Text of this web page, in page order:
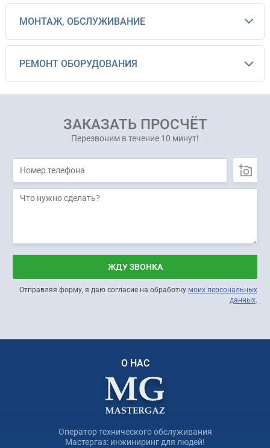
МОНТАЖ, ОБСЛУЖИВАНИЕ
РЕМОНТ ОБОРУДОВАНИЯ
ЗАКАЗАТЬ ПРОСЧЁТ
Перезвоним в течение 10 минут!
ЖДУ ЗВОНКА
Отправляя форму, я даю согласие на обработку моих персональных
данных.
О НАС
Оператор технического обслуживания
Мастергаз: инжиниринг для людей!